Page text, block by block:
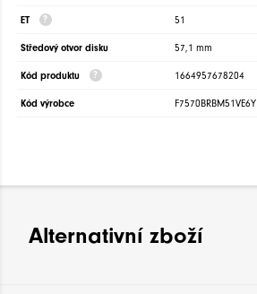
ET 51
Středový otvor disku 57,1 mm
Kód produktu 1664957678204
Kód výrobce F7570BRBM51VE6Y
Alternativní zboží